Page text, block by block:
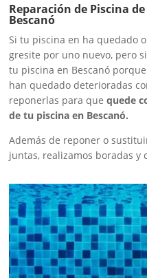
Reparación de Piscina
Bescanó
Si tu piscina en ha quedado
gresite por uno nuevo, pero
tu piscina en Bescanó
han quedado deterioradas
reponerlas para quequede
de tu piscina en Bescanó.
Además de reponer o
juntas, realizamos boradas y